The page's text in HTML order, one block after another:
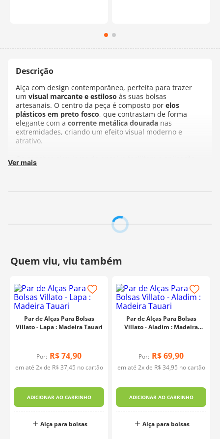
Alça com design contemporâneo, perfeita para trazer
um visual marcante e estiloso às suas bolsas
artesanais. O centro da peça é composto por elos
plásticos em preto fosco, que contrastam de forma
elegante com a corrente metálica dourada nas
extremidades, criando um efeito visual moderno e
atrativo.
Os ganchos circulares de encaixe facilitam a aplicação
em bolsas de diferentes estilos, proporcionando
Uma excelente escolha para quem busca um acessório
com presença, que valorize seus projetos artesanais com
Contém:
1 Alça
Composição:60% plástico e 40% metal
Fabricante:Botelho & Cia
Ver mais
Par de Alças Para Bolsas
Villato - Lapa : Madeira Tauari
Por: R$74,90
em até 2x de R$ 37,45 no cartão
ADICIONAR AO CARRINHO
Alça para bolsas
Par de Alças Para Bolsas
Villato - Aladim : Madeira
Por: R$69,90
em até 2x de R$ 34,95 no cartão
ADICIONAR AO CARRINHO
Alça para bolsas